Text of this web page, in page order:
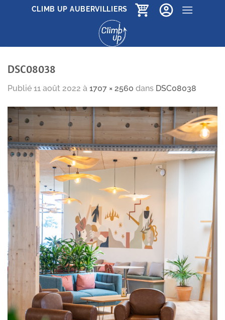
CLIMB UP AUBERVILLIERS
DSC08038
Publié 11 août 2022 à 1707 × 2560 dans DSC08038